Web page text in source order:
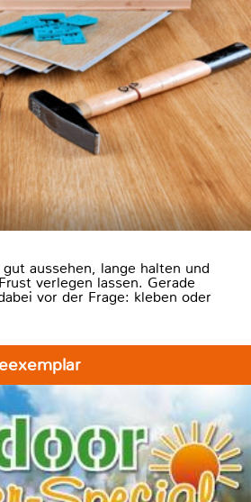
aussehen, lange halten und
verlegen lassen. Gerade
vor der Frage: kleben oder